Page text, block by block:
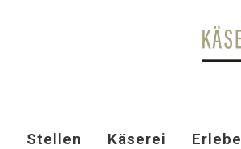
Stellen Käserei